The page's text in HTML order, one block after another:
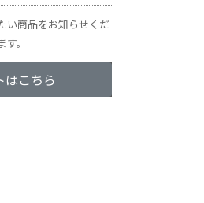
い商品をお知らせくだ
。
はこちら